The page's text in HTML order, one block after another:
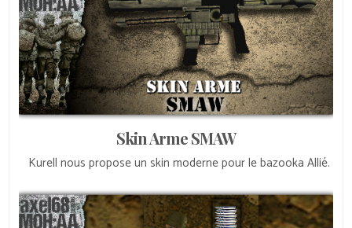
Skin Arme SMAW
Kurell nous propose un skin moderne pour le bazooka Allié.